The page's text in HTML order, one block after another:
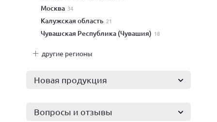
Москва 34
Калужская область 21
Чувашская Республика (Чувашия) 18
другие регионы
Новая продукция
Вопросы и отзывы